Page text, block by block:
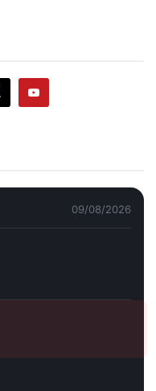
09/08/2026